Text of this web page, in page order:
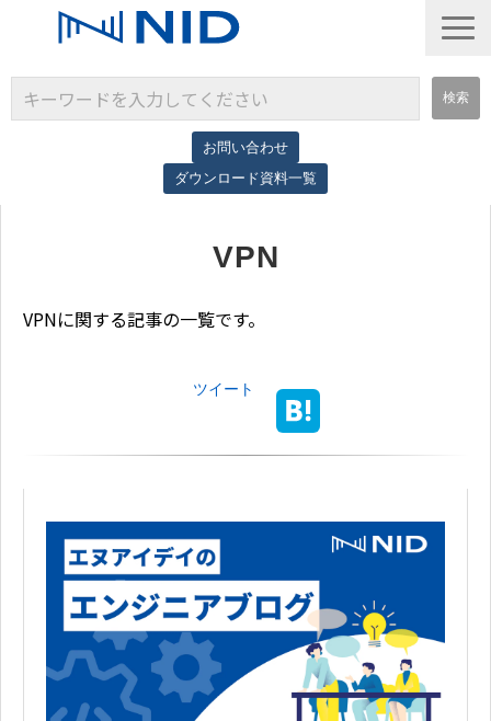
お問い合わせ
ダウンロード資料一覧
導入事例
VPN
VPNに関する記事の一覧です。
ツイート